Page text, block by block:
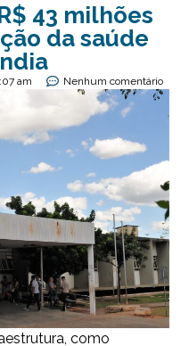
43 milhões
da saúde
am Nenhum comentário
como